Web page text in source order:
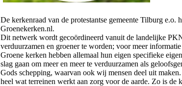
De kerkenraad van de protestantse gemeente Tilburg
Groenekerken.nl.
Dit netwerk wordt gecoördineerd vanuit de landelijke
verduurzamen en groener te worden; voor meer
Groene kerken hebben allemaal hun eigen specifieke
slag gaan om meer en meer te verduurzamen als
Gods schepping, waarvan ook wij mensen deel uit
heel wat terreinen werkt aan zorg voor de aarde. Zo is